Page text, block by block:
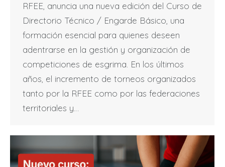
RFEE, anuncia una nueva edición del Curso de
Directorio Técnico / Engarde Básico, una
formación esencial para quienes deseen
adentrarse en la gestión y organización de
competiciones de esgrima. En los últimos
años, el incremento de torneos organizados
tanto por la RFEE como por las federaciones
territoriales y…